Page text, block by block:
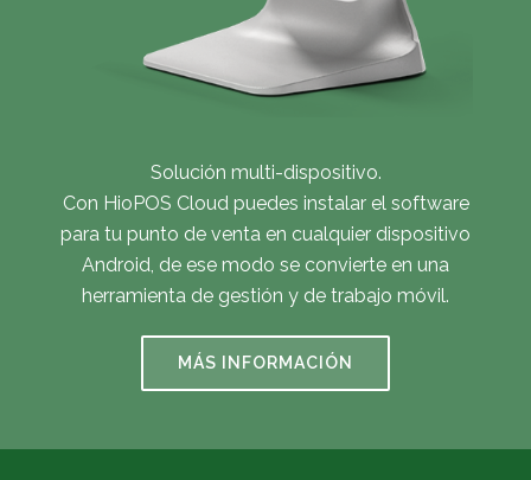
Solución multi-dispositivo.
Con HioPOS Cloud puedes instalar el software
para tu punto de venta en cualquier dispositivo
Android, de ese modo se convierte en una
herramienta de gestión y de trabajo móvil.
MÁS INFORMACIÓN